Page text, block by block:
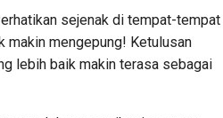
sejenak di tempat-tempat
makin mengepung! Ketulusan
lebih baik makin terasa sebagai